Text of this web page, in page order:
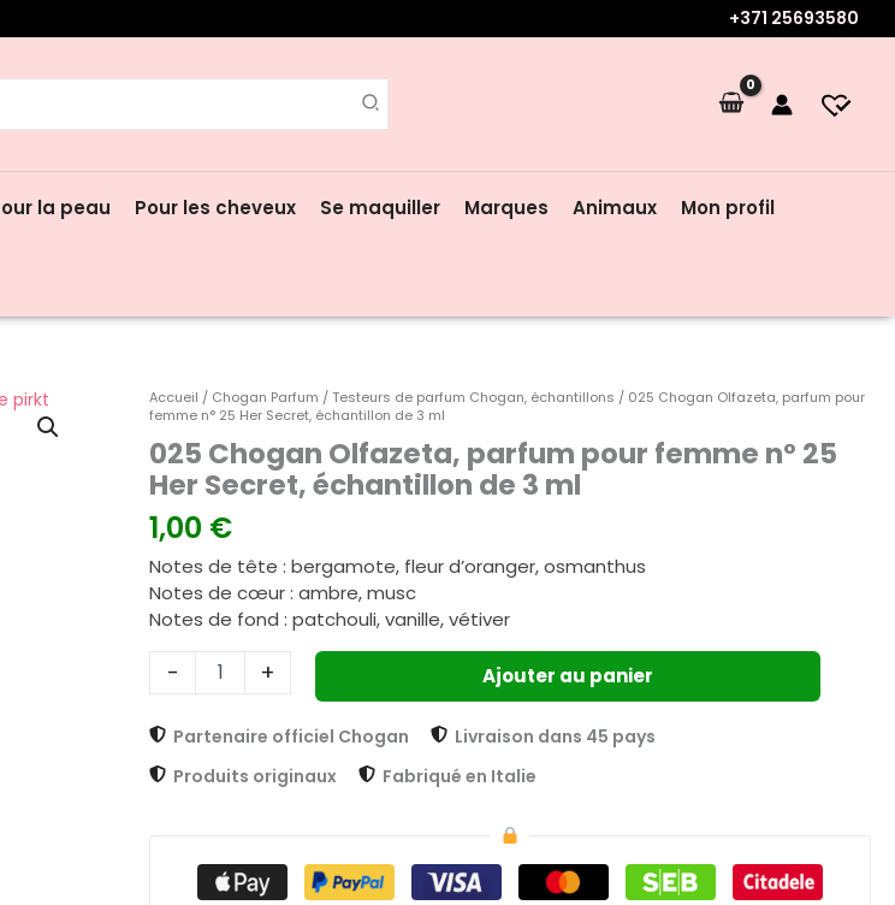
+371 25693580
la peau Pour les cheveux Se maquiller Marques Animaux Mon profil
Accueil / Chogan Parfum / Testeurs de parfum Chogan, échantillons / 025 Chogan Olfazeta, parfum pour
femme n° 25 Her Secret, échantillon de 3 ml
025 Chogan Olfazeta, parfum pour femme n° 25
Her Secret, échantillon de 3 ml
1,00 €
Notes de tête : bergamote, fleur d’oranger, osmanthus
Notes de cœur : ambre, musc
Notes de fond : patchouli, vanille, vétiver
-
quantité
de
025
Chogan
Olfazeta,
parfum
pour
femme
n°
25
Secret,
3
ml
+ Ajouter au panier
Partenaire officiel Chogan
Livraison dans 45 pays
Produits originaux
Fabriqué en Italie